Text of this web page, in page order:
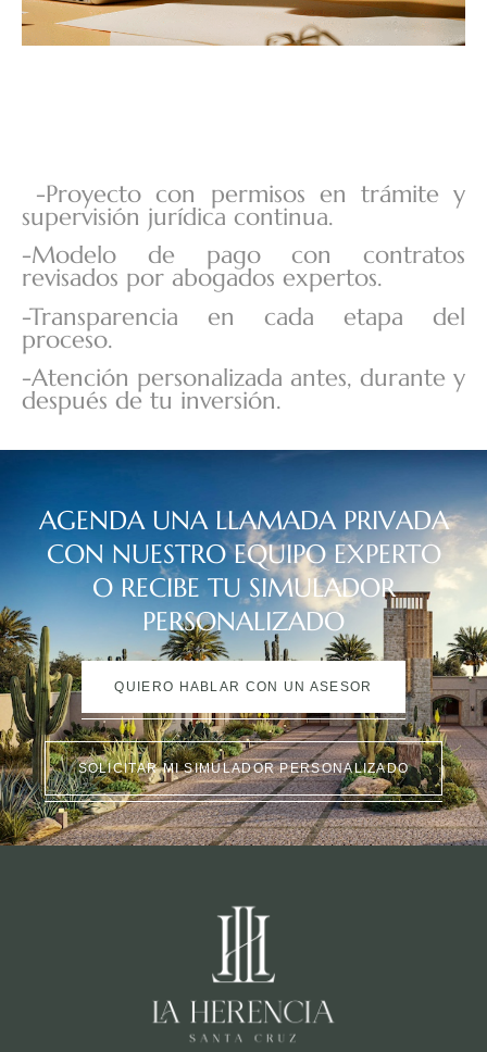
-Proyecto con permisos en trámite y
supervisión jurídica continua.
-Modelo de pago con contratos
revisados por abogados expertos.
-Transparencia en cada etapa del
proceso.
-Atención personalizada antes, durante y
después de tu inversión.
AGENDA UNA LLAMADA PRIVADA
CON NUESTRO EQUIPO EXPERTO
O RECIBE TU SIMULADOR
PERSONALIZADO
QUIERO HABLAR CON UN ASESOR
SOLICITAR MI SIMULADOR PERSONALIZADO